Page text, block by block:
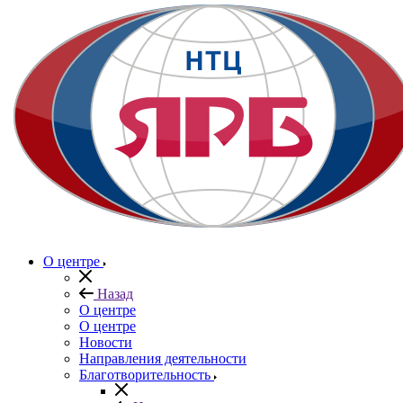
О центре
Назад
О центре
О центре
Новости
Направления деятельности
Благотворительность